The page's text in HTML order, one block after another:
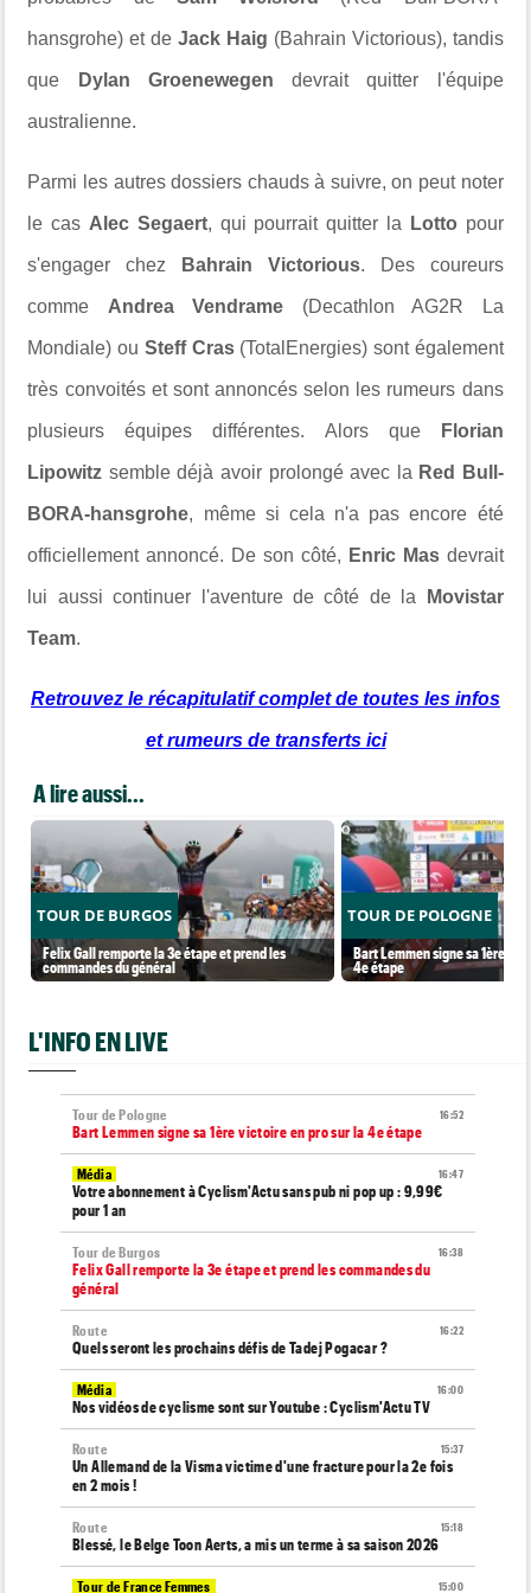
hansgrohe) et deJack Haig (Bahrain Victorious), tandis
que Dylan Groenewegendevrait quitter l'équipe
australienne.
Parmi les autres dossiers chauds à suivre, on peut noter
le cas Alec Segaert, qui pourrait quitter la Lotto pour
s'engager chez Bahrain Victorious. Des coureurs
comme Andrea Vendrame (Decathlon AG2R La
Mondiale) ou Steff Cras(TotalEnergies) sont également
très convoités et sont annoncés selon les rumeurs dans
plusieurs équipes différentes. Alors queFlorian
Lipowitz semble déjà avoir prolongé avec la Red Bull-
BORA-hansgrohe, même si cela n'a pas encore été
officiellement annoncé. De son côté, Enric Mas devrait
lui aussi continuer l'aventure de côté de la Movistar
Team.
Retrouvez le récapitulatif complet de toutes les infos
et rumeurs de transferts ici
A lire aussi...
TOUR DE BURGOS
Felix Gall remporte la 3e étape et prend les
commandes du général
TOUR DE POLOGNE
Bart Lemmen signe sa 1ère
4e étape
L'INFO EN LIVE
16:52
Tour de Pologne
Bart Lemmen signe sa 1ère victoire en pro sur la 4e étape
16:47
Média
Votre abonnement à Cyclism'Actu sans pub ni pop up : 9,99€
pour 1 an
16:38
Tour de Burgos
Felix Gall remporte la 3e étape et prend les commandes du
général
16:22
Route
Quels seront les prochains défis de Tadej Pogacar ?
16:00
Média
Nos vidéos de cyclisme sont sur Youtube : Cyclism'Actu TV
15:37
Route
Un Allemand de la Visma victime d'une fracture pour la 2e fois
en 2 mois !
15:18
Route
Blessé, le Belge Toon Aerts, a mis un terme à sa saison 2026
15:00
Tour de France Femmes